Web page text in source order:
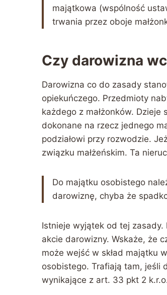
majątkowa (wspólność
trwania przez oboje
Czy darowizna
Darowizna co do zasady
opiekuńczego. Przedmioty
każdego z małżonków.
dokonane na rzecz jednego
podziałowi przy rozwodzie.
związku małżeńskim. Ta
Do majątku osobistego
darowiznę, chyba że
Istnieje wyjątek od tej
akcie darowizny. Wskaże, że
może wejść w skład majątku
osobistego. Trafiają tam, jeśli
wynikające z art. 33 pkt 2